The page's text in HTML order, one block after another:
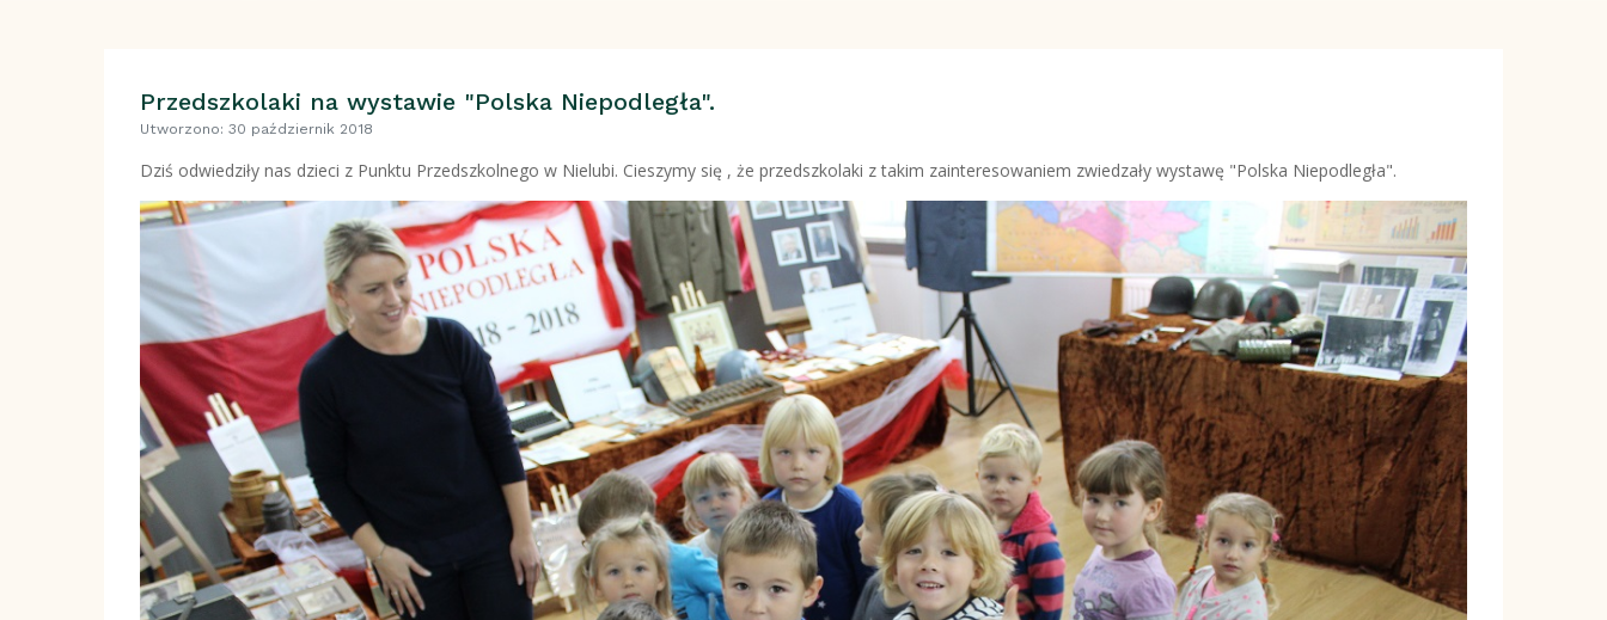
Przedszkolaki na wystawie "Polska Niepodległa".
Utworzono: 30 październik 2018
Dziś odwiedziły nas dzieci z Punktu Przedszkolnego w Nielubi. Cieszymy się , że przedszkolaki z takim zainteresowaniem zwiedzały wystawę "Polska Niepodległa".